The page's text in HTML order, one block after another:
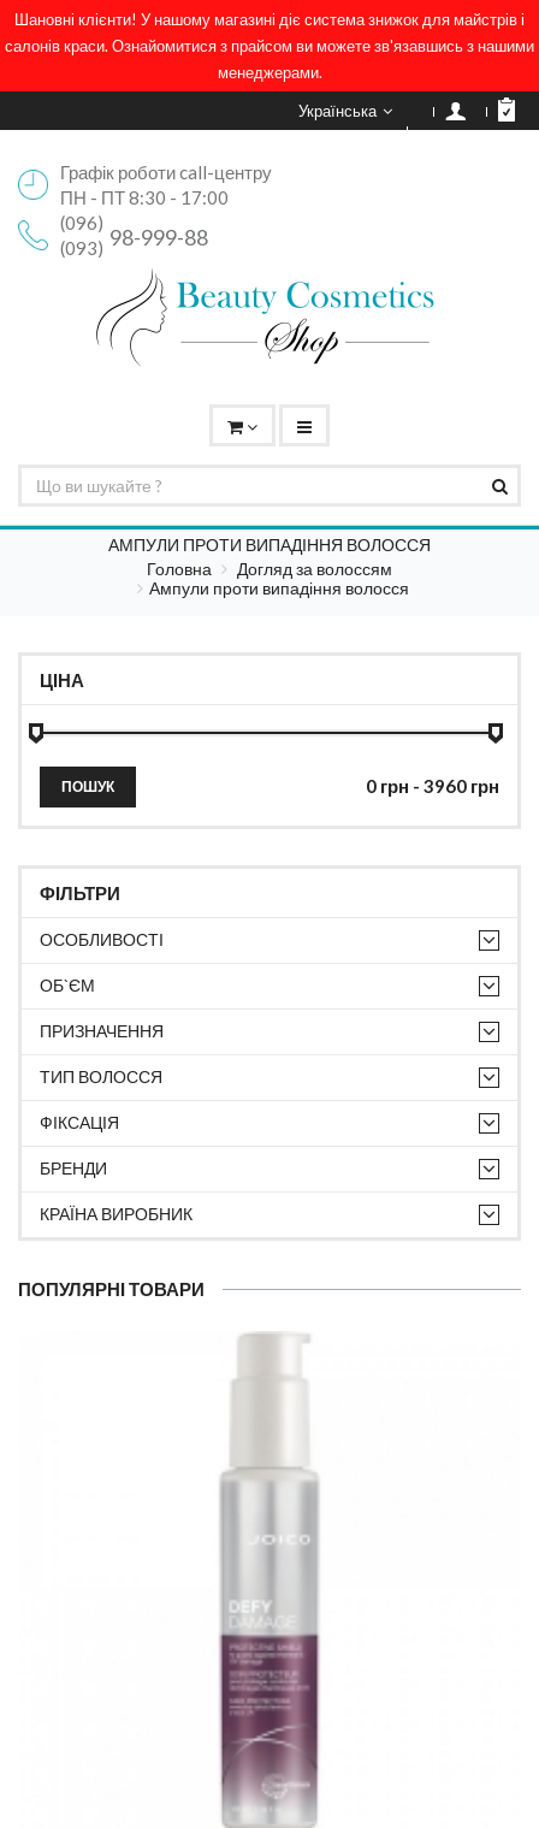
Шановні клієнти! У нашому магазині діє система знижок для майстрів і
салонів краси. Ознайомитися з прайсом ви можете зв'язавшись з нашими
менеджерами.
Українська
Графік роботи call-центру
ПН - ПТ 8:30 - 17:00
(096)
98-999-88
(093)
АМПУЛИ ПРОТИ ВИПАДІННЯ ВОЛОССЯ
Головна
Догляд за волоссям
Ампули проти випадіння волосся
ЦІНА
ПОШУК
ФІЛЬТРИ
ОСОБЛИВОСТІ
ОБ`ЄМ
ПРИЗНАЧЕННЯ
ТИП ВОЛОССЯ
ФІКСАЦІЯ
БРЕНДИ
КРАЇНА ВИРОБНИК
ПОПУЛЯРНІ ТОВАРИ